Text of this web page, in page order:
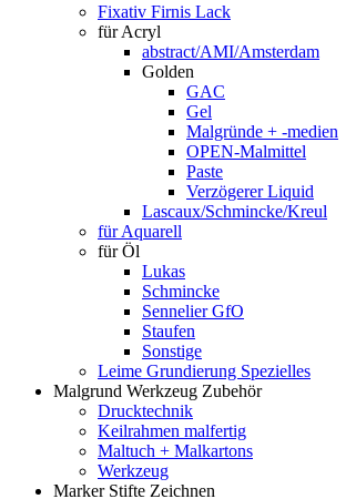
Fixativ Firnis Lack
für Acryl
abstract/AMI/Amsterdam
Golden
GAC
Gel
Malgründe + -medien
OPEN-Malmittel
Paste
Verzögerer Liquid
Lascaux/Schmincke/Kreul
für Aquarell
für Öl
Lukas
Schmincke
Sennelier GfO
Staufen
Sonstige
Leime Grundierung Spezielles
Malgrund Werkzeug Zubehör
Drucktechnik
Keilrahmen malfertig
Maltuch + Malkartons
Werkzeug
Marker Stifte Zeichnen